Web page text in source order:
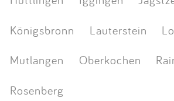
Königsbronn
Lauterstein
Mutlangen
Oberkochen
Rosenberg